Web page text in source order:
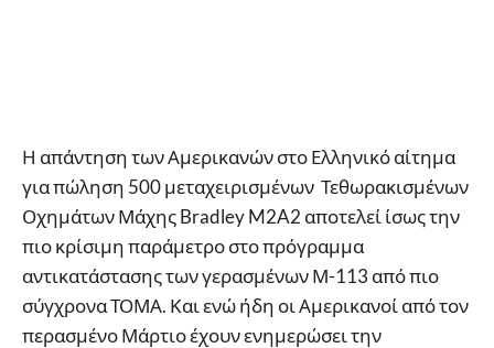
Η απάντηση των Αμερικανών στο Ελληνικό αίτημα
για πώληση 500 μεταχειρισμένων Τεθωρακισμένων
Οχημάτων Μάχης Bradley M2A2 αποτελεί ίσως την
πιο κρίσιμη παράμετρο στο πρόγραμμα
αντικατάστασης των γερασμένων Μ-113 από πιο
σύγχρονα ΤΟΜΑ. Και ενώ ήδη οι Αμερικανοί από τον
περασμένο Μάρτιο έχουν ενημερώσει την